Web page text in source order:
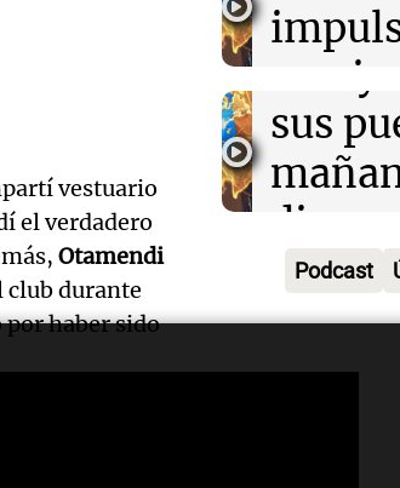
vestuario
el verdadero
Otamendi
club durante
haber sido
fanáticos del
conmigo para
Deportes
Episodios
Villa
Panorama
Episodios
la
sus
Audio.
María
casa
Audio.
Podcast